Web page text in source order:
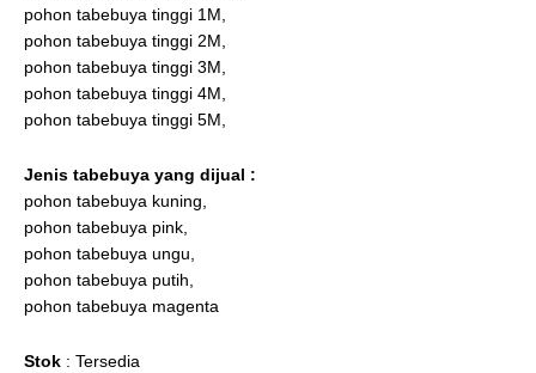
pohon tabebuya tinggi 1M,
pohon tabebuya tinggi 2M,
pohon tabebuya tinggi 3M,
pohon tabebuya tinggi 4M,
pohon tabebuya tinggi 5M,
Jenis tabebuya yang dijual :
pohon tabebuya kuning,
pohon tabebuya pink,
pohon tabebuya ungu,
pohon tabebuya putih,
pohon tabebuya magenta
Stok : Tersedia